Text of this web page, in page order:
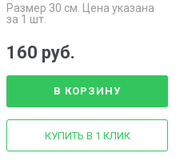
Размер 30 см. Цена указана
за 1 шт.
160 руб.
В КОРЗИНУ
КУПИТЬ В 1 КЛИК